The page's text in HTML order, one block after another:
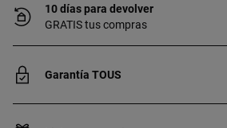
10 días para devolver
GRATIS tus compras
Garantía TOUS